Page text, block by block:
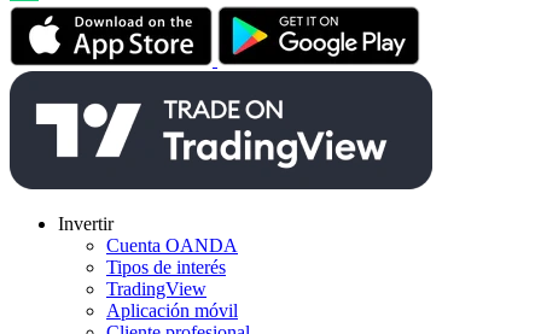
Invertir
Cuenta OANDA
Tipos de interés
TradingView
Aplicación móvil